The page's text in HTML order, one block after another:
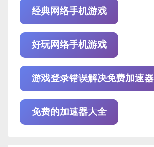
经典网络手机游戏
好玩网络手机游戏
游戏登录错误解决免费加速器
免费的加速器大全